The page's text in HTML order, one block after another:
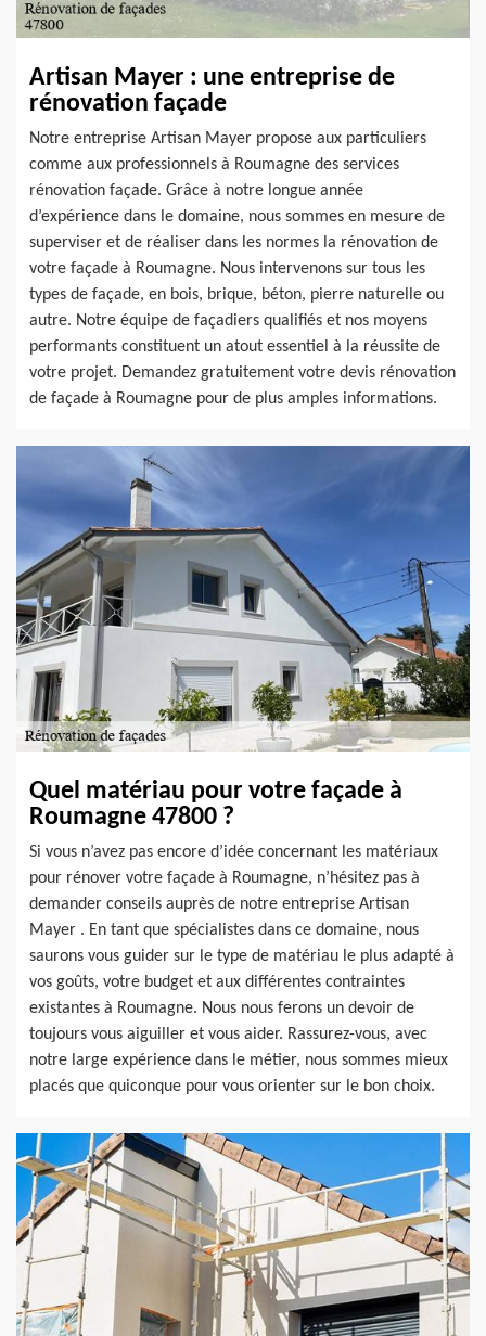
Artisan Mayer : une entreprise de
rénovation façade
Notre entreprise Artisan Mayer propose aux particuliers
comme aux professionnels à Roumagne des services
rénovation façade. Grâce à notre longue année
d’expérience dans le domaine, nous sommes en mesure de
superviser et de réaliser dans les normes la rénovation de
votre façade à Roumagne. Nous intervenons sur tous les
types de façade, en bois, brique, béton, pierre naturelle ou
autre. Notre équipe de façadiers qualifiés et nos moyens
performants constituent un atout essentiel à la réussite de
votre projet. Demandez gratuitement votre devis rénovation
de façade à Roumagne pour de plus amples informations.
Quel matériau pour votre façade à
Roumagne 47800 ?
Si vous n’avez pas encore d’idée concernant les matériaux
pour rénover votre façade à Roumagne, n’hésitez pas à
demander conseils auprès de notre entreprise Artisan
Mayer . En tant que spécialistes dans ce domaine, nous
saurons vous guider sur le type de matériau le plus adapté à
vos goûts, votre budget et aux différentes contraintes
existantes à Roumagne. Nous nous ferons un devoir de
toujours vous aiguiller et vous aider. Rassurez-vous, avec
notre large expérience dans le métier, nous sommes mieux
placés que quiconque pour vous orienter sur le bon choix.